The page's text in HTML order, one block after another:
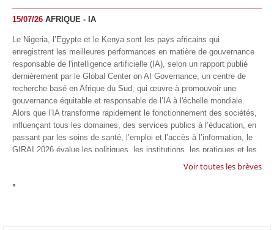
15/07/26 AFRIQUE - IA
Le Nigeria, l’Egypte et le Kenya sont les pays africains qui
enregistrent les meilleures performances en matière de gouvernance
responsable de l'intelligence artificielle (IA), selon un rapport publié
dernièrement par le Global Center on AI Governance, un centre de
recherche basé en Afrique du Sud, qui œuvre à promouvoir une
gouvernance équitable et responsable de l’IA à l'échelle mondiale.
Alors que l’IA transforme rapidement le fonctionnement des sociétés,
influençant tous les domaines, des services publics à l’éducation, en
passant par les soins de santé, l’emploi et l’accès à l’information, le
GIRAI 2026 évalue les politiques, les institutions, les pratiques et les
conditions générales de gouvernance qui favorisent un déploiement
technologie.
Voir toutes les brèves
"